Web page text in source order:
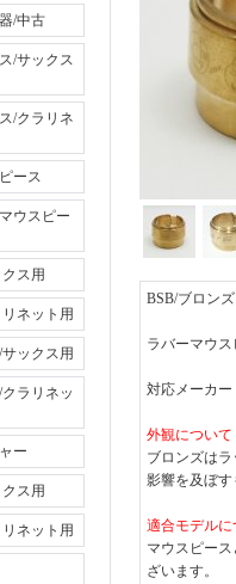
/中古
/サックス
/クラリネ
ース
ウスピー
ス用
ネット用
ックス用
ラリネッ
ー
ス用
ネット用
BSB/ブロンズ
ラバーマウス
対応メーカー
外観について
ブロンズは
影響を及ぼす
適合モデルに
マウスピー
ざいます。